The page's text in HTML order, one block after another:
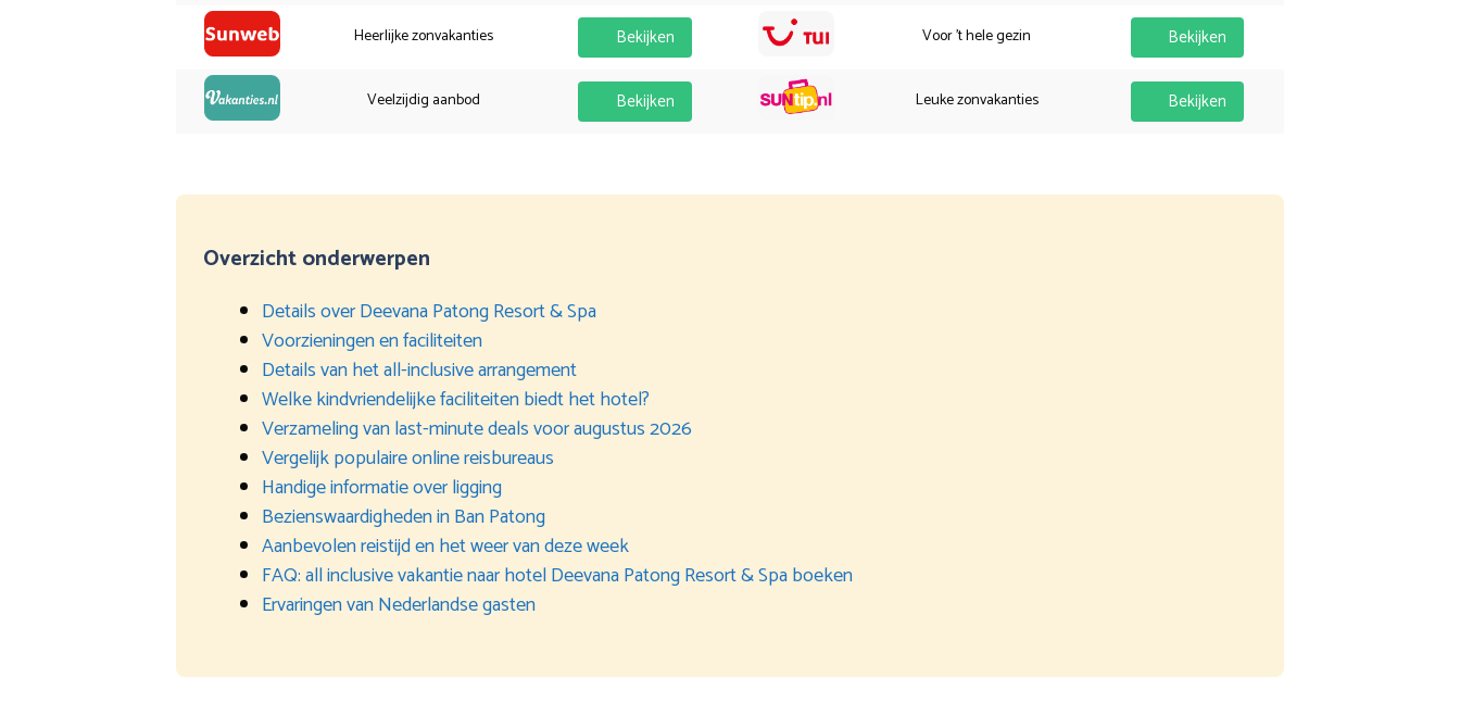
Heerlijke zonvakanties Bekijken
Veelzijdig aanbod Bekijken
Voor 't hele gezin Bekijken
Leuke zonvakanties Bekijken
Overzicht onderwerpen
Details over Deevana Patong Resort & Spa
Voorzieningen en faciliteiten
Details van het all-inclusive arrangement
Welke kindvriendelijke faciliteiten biedt het hotel?
Verzameling van last-minute deals voor augustus 2026
Vergelijk populaire online reisbureaus
Handige informatie over ligging
Bezienswaardigheden in Ban Patong
Aanbevolen reistijd en het weer van deze week
FAQ: all inclusive vakantie naar hotel Deevana Patong Resort & Spa boeken
Ervaringen van Nederlandse gasten